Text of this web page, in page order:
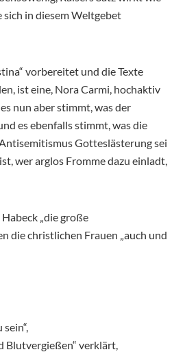
in diesem Weltgebet
vorbereitet und die Texte
ist eine, Nora Carmi, hochaktiv
nun aber stimmt, was der
es ebenfalls stimmt, was die
Gotteslästerung sei
wer arglos Fromme dazu einladt,
„die große
die christlichen Frauen „auch und
Blutvergießen“ verklärt,